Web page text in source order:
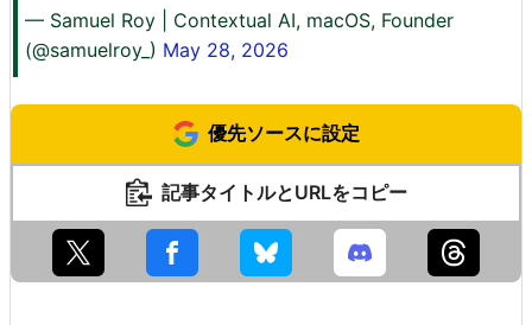
— Samuel Roy | Contextual AI, macOS, Founder
(@samuelroy_) May 28, 2026
優先ソースに設定
記事タイトルとURLをコピー